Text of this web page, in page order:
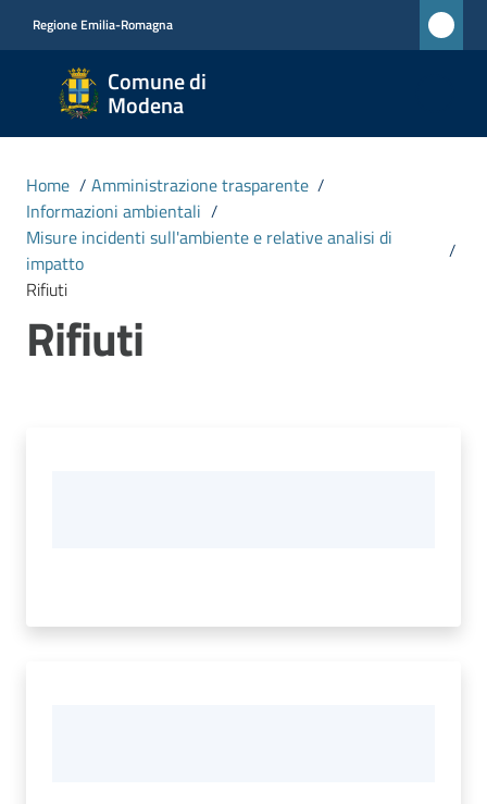
Regione Emilia-Romagna
Comune di
Modena
Comune
di
Modena
CIVICA
MONET
Menu selezionato
Home / Amministrazione trasparente /
Informazioni ambientali /
Misure incidenti sull'ambiente e relative analisi di
impatto
/
Rifiuti
Rifiuti